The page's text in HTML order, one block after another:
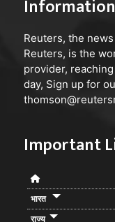
Reuters, the
Reuters, is the
provider,
day, Sign up for
Important
भारत
राज्य